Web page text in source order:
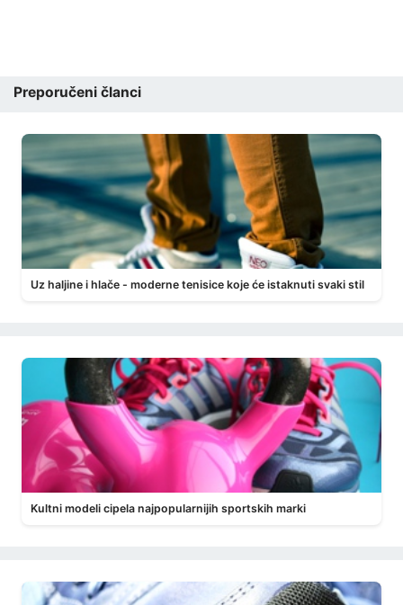
Preporučeni članci
Uz haljine i hlače - moderne tenisice koje će istaknuti svaki stil
Kultni modeli cipela najpopularnijih sportskih marki